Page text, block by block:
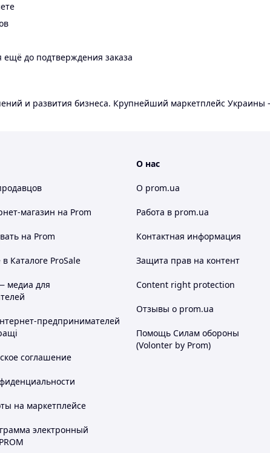
до подтверждения заказа
и развития бизнеса. Крупнейший маркетплейс
магазин на Prom
на Prom
Каталоге ProSale
медиа для
предпринимателей
соглашение
на маркетплейсе
электронный
О нас
О prom.ua
Работа в prom.ua
Контактная информация
Защита прав на контент
Content right protection
Отзывы о prom.ua
Помощь Силам обороны
(Volonter by Prom)